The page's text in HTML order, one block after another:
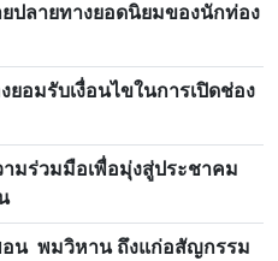
ปลายทางยอดนิยมของนักท่อง
อมรับเงื่อนไขในการเปิดช่อง
มร่วมมือเพื่อมุ่งสู่ประชาคม
อน พมวิหาน ถึงแก่อสัญกรรม